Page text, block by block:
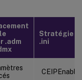
.adm
Stratégie
.ini